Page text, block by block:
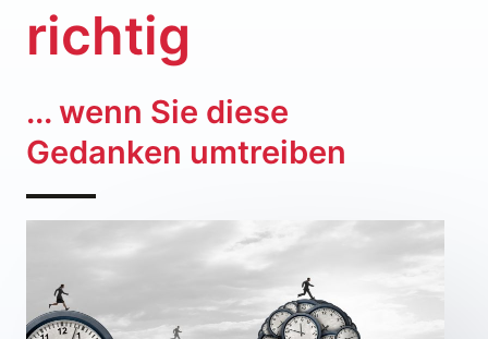
richtig
... wenn Sie diese
Gedanken umtreiben